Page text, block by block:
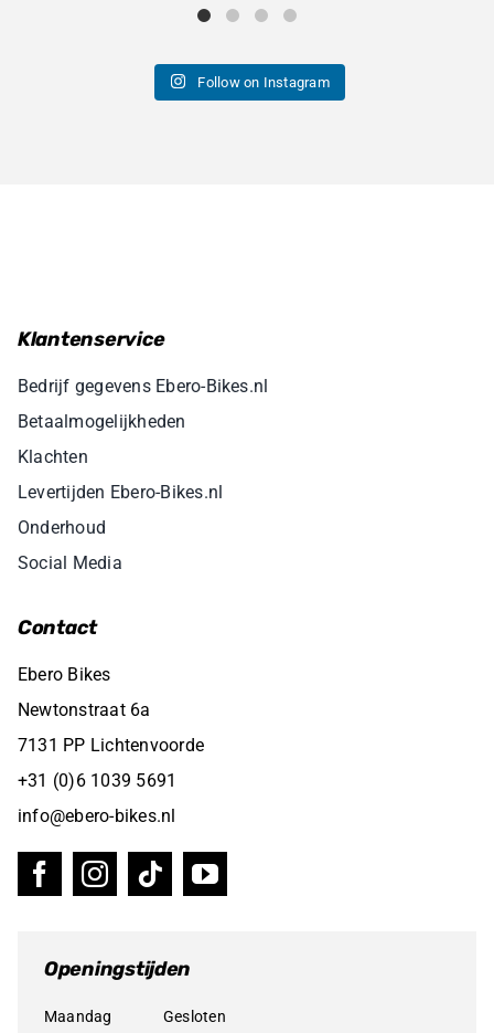
Follow on Instagram
Klantenservice
Bedrijf gegevens Ebero-Bikes.nl
Betaalmogelijkheden
Klachten
Levertijden Ebero-Bikes.nl
Onderhoud
Social Media
Contact
Ebero Bikes
Newtonstraat 6a
7131 PP Lichtenvoorde
+31 (0)6 1039 5691
info@ebero-bikes.nl
Openingstijden
Maandag Gesloten